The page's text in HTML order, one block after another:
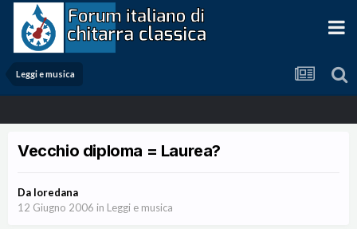
Leggi e musica
Vecchio diploma = Laurea?
Da loredana
12 Giugno 2006 in Leggi e musica